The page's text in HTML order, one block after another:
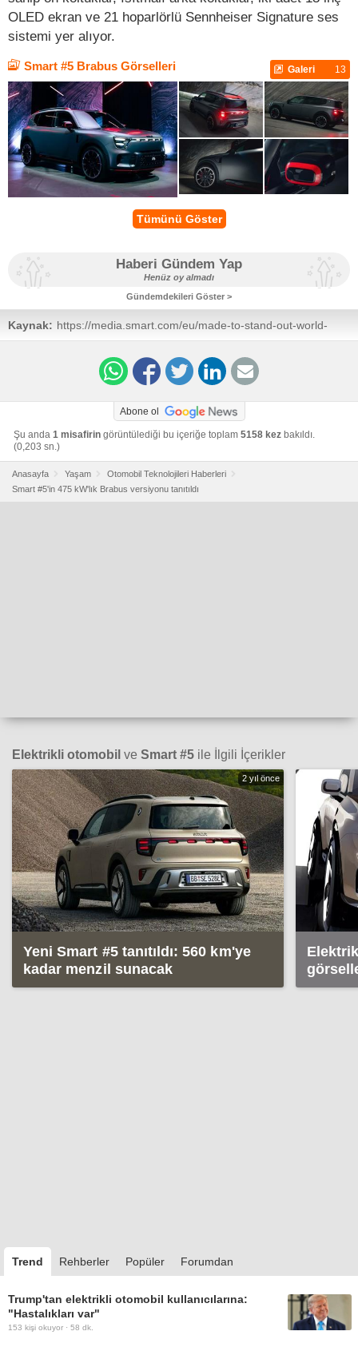
OLED ekran ve 21 hoparlörlü Sennheiser Signature ses
sistemi yer alıyor.
Smart #5 Brabus Görselleri Galeri 13
Tümünü Göster
Haberi Gündem Yap
Henüz oy almadı
Gündemdekileri Göster >
Kaynak: https://media.smart.com/eu/made-to-stand-out-world-
premiere-of-the-smart-5-brabus/
Abone ol
Şu anda 1 misafirin görüntülediği bu içeriğe toplam 5158 kez bakıldı.
(0,203 sn.)
Anasayfa Yaşam
Otomobil Teknolojileri Haberleri
Smart #5'in 475 kW'lık Brabus versiyonu tanıtıldı
Elektrikli otomobil ve Smart #5 ile İlgili İçerikler
2 yıl önce
Yeni Smart #5 tanıtıldı: 560 km'ye
kadar menzil sunacak
Trend Rehberler Popüler Forumdan
Trump'tan elektrikli otomobil kullanıcılarına:
"Hastalıkları var"
153 kişi okuyor · 58 dk.